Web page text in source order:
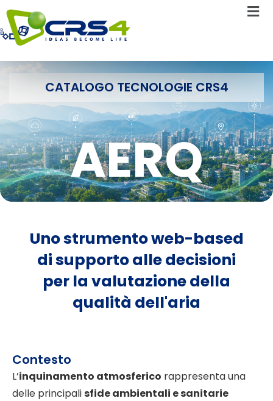
CATALOGO TECNOLOGIE CRS4
AERQ
Uno strumento web-based
di supporto alle decisioni
per la valutazione della
qualità dell'aria
Contesto
L’inquinamento atmosferico rappresenta una
delle principalisfide ambientali e sanitarie